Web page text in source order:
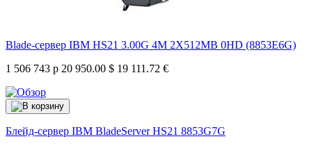
Blade-сервер IBM HS21 3.00G 4M 2X512MB 0HD (8853E6G)
1 506 743 р 20 950.00 $ 19 111.72 €
Блейд-сервер IBM BladeServer HS21 8853G7G